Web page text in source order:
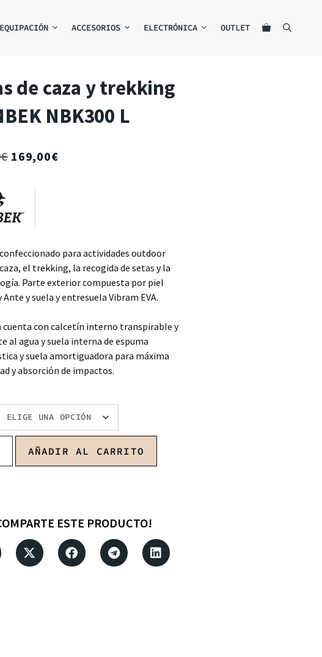
EQUIPACIÓN ACCESORIOS ELECTRÓNICA OUTLET
de caza y trekking
NBK300 L
€ 169,00€
para actividades outdoor
el trekking, la recogida de setas y la
Parte exterior compuesta por piel
Ante y suela y entresuela Vibram EVA.
cuenta con calcetín interno transpirable y
al agua y suela interna de espuma
y suela amortiguadora para máxima
y absorción de impactos.
AÑADIR AL CARRITO
ESTE PRODUCTO!